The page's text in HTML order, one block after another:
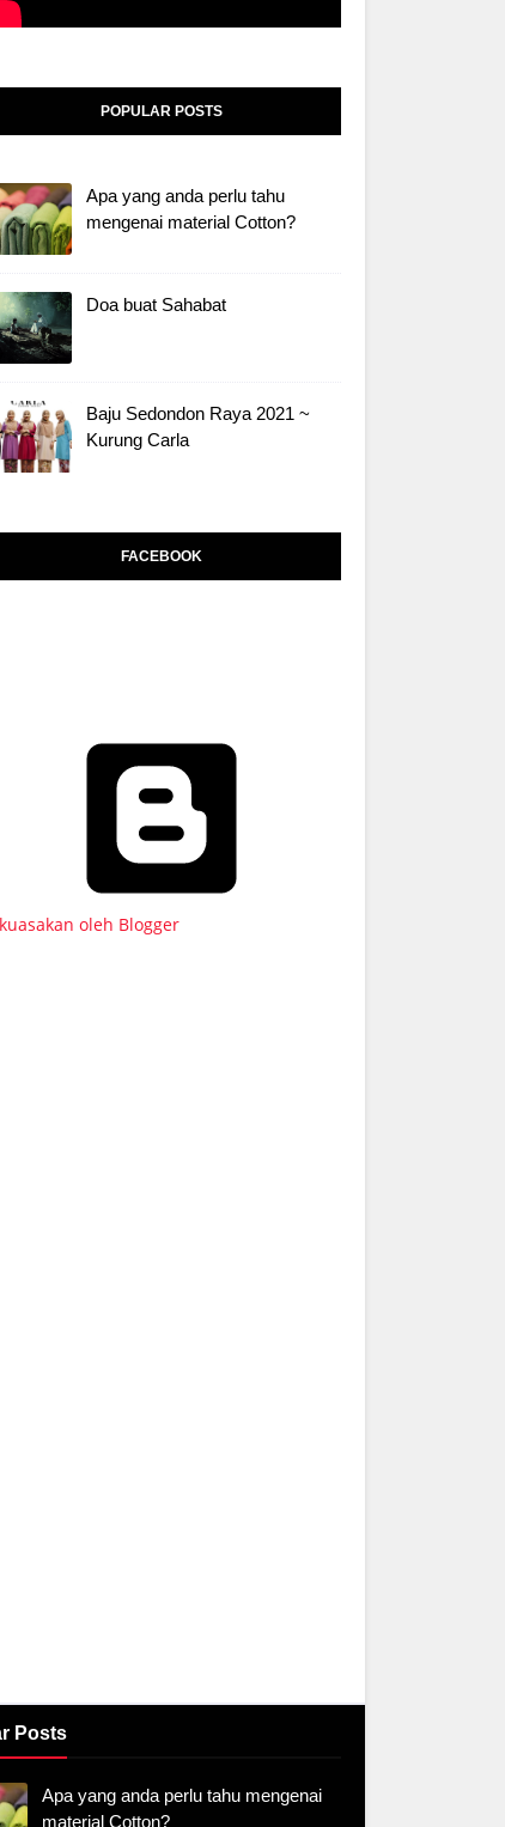
POPULAR POSTS
Apa yang anda perlu tahu
mengenai material Cotton?
Doa buat Sahabat
Baju Sedondon Raya 2021 ~
Kurung Carla
FACEBOOK
oleh Blogger
Posts
Apa yang anda perlu tahu mengenai
material Cotton?